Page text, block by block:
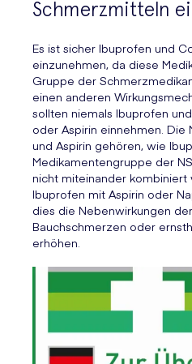
Schmerzmitteln
Es ist sicher Ibuprofen und
einzunehmen, da diese
Gruppe der
einen anderen
sollten niemals Ibuprofen
oder Aspirin einnehmen. Die
und Aspirin gehören, wie
Medikamentengruppe der
nicht miteinander kombiniert
Ibuprofen mit Aspirin oder
dies die Nebenwirkungen
Bauchschmerzen oder
erhöhen.